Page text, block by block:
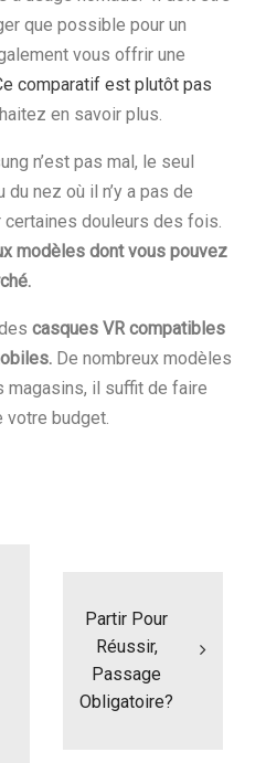
que possible pour un
vous offrir une
comparatif est plutôt pas
en savoir plus.
n’est pas mal, le seul
nez où il n’y a pas de
douleurs des fois.
modèles dont vous pouvez
casques VR compatibles
De nombreux modèles
il suffit de faire
votre budget.
Partir Pour
Réussir,
Passage
Obligatoire?